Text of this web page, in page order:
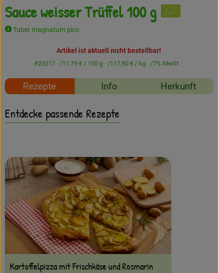
Gratis Ökokiste im Wert von 25 Euro
Veranstaltungen
Amperhof-Blog
Entdecken
Sauce weisser Trüffel 100 g
Tuber magnatum pico
Artikel ist aktuell nicht bestellbar!
#23317 11,79 €/ 100 g 117,90 €/ kg 7% MwSt
Rezepte Info Herkunft
Entdecke passende Rezepte
Kartoffelpizza mit Frischkäse und Rosmarin